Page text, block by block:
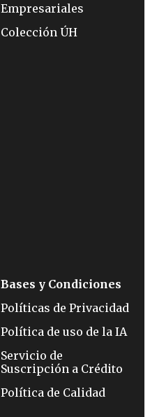
Empresariales
Colección ÚH
Bases y Condiciones
Políticas de Privacidad
Política de uso de la IA
Servicio de
Suscripción a Crédito
Política de Calidad